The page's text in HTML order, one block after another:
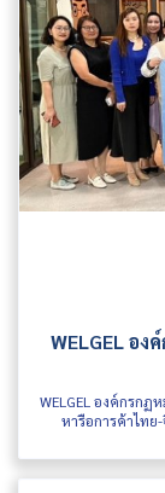
WELGEL อ
WELGEL องค์กรก
หารือการค้าไท